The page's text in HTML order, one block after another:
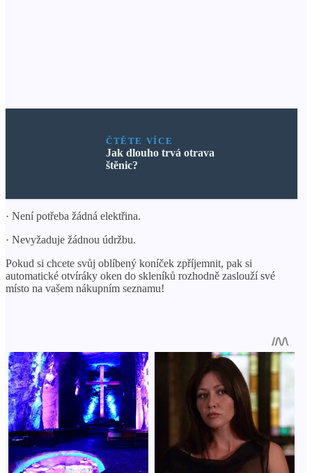
ČTĚTE VÍCE
Jak dlouho trvá otrava
štěnic?
· Není potřeba žádná elektřina.
· Nevyžaduje žádnou údržbu.
Pokud si chcete svůj oblíbený koníček zpříjemnit, pak si
automatické otvíráky oken do skleníků rozhodně zaslouží své
místo na vašem nákupním seznamu!